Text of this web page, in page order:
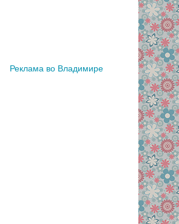
Реклама во Владимире